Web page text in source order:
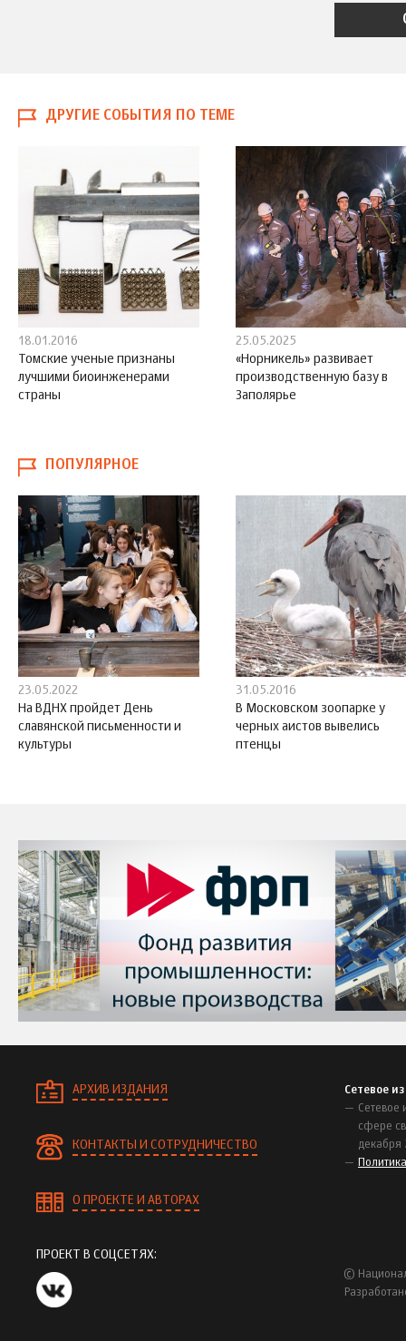
ДРУГИЕ СОБЫТИЯ ПО ТЕМЕ
18.01.2016
Томские ученые признаны
лучшими биоинженерами
страны
25.05.2025
«Норникель» развивает
производственную базу в
Заполярье
ПОПУЛЯРНОЕ
23.05.2022
На ВДНХ пройдет День
славянской письменности и
культуры
31.05.2016
В Московском зоопарке у
черных аистов вывелись
птенцы
АРХИВ ИЗДАНИЯ
КОНТАКТЫ И СОТРУДНИЧЕСТВО
О ПРОЕКТЕ И АВТОРАХ
Сетевое
Сетевое
сфере
декабря
ПРОЕКТ В СОЦСЕТЯХ:
©